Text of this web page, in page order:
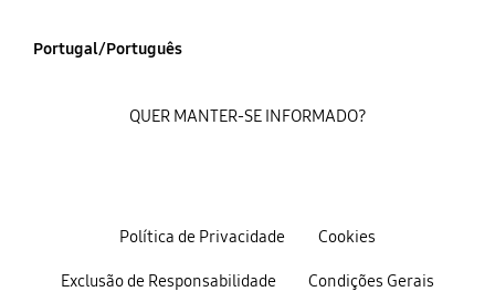
Portugal/Português
Política de Privacidade Cookies
Exclusão de Responsabilidade Condições Gerais
QUER MANTER-SE INFORMADO?